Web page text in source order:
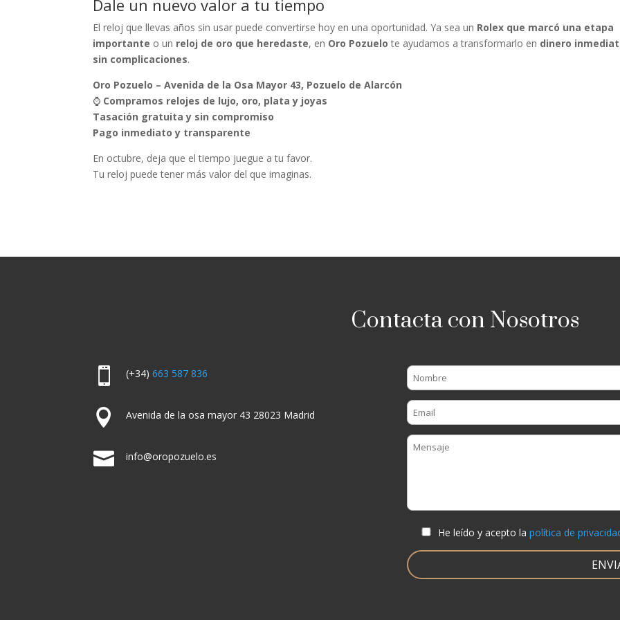
Dale un nuevo valor a tu tiempo
El reloj que llevas años sin usar puede convertirse hoy en una oportunidad. Ya sea un Rolex que marcó una etapa
importante o un reloj de oro que heredaste, en Oro Pozuelo te ayudamos a transformarlo en dinero
sin complicaciones.
Oro Pozuelo – Avenida de la Osa Mayor 43, Pozuelo de Alarcón
⌚ Compramos relojes de lujo, oro, plata y joyas
Tasación gratuita y sin compromiso
Pago inmediato y transparente
En octubre, deja que el tiempo juegue a tu favor.
Tu reloj puede tener más valor del que imaginas.
Contacta con Nosotros
 (+34) 663 587 836
 Avenida de la osa mayor 43 28023 Madrid
 info@oropozuelo.es
He leído y acepto lapolítica de